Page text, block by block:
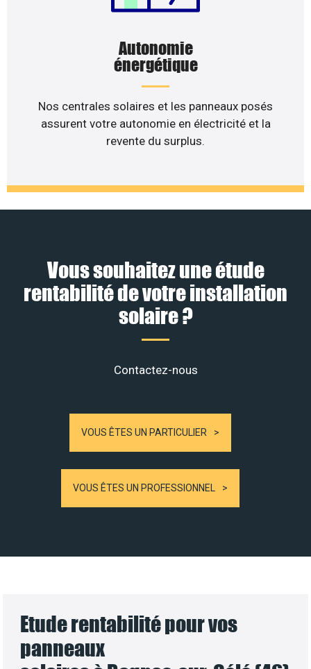
Autonomie
énergétique
Nos centrales solaires et les panneaux posés
assurent votre autonomie en électricité et la
revente du surplus.
Vous souhaitez une étude
rentabilité de votre installation
solaire ?
Contactez-nous
VOUS ÊTES UN PARTICULIER
VOUS ÊTES UN PROFESSIONNEL
Etude rentabilité pour vos
panneaux